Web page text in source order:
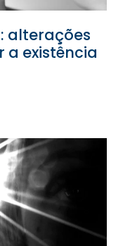
alterações
a existência